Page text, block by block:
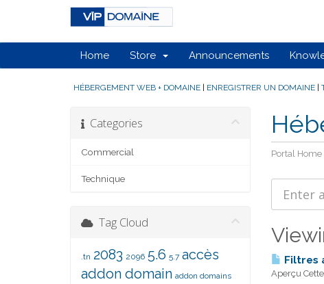
Home Store Announcements
HÉBERGEMENT WEB + DOMAINE| ENREGISTRER UN DOMAINE|
Portal Home
Categories
Commercial
Technique
Filtres
Aperçu
Tag Cloud
.tn 2083 2096 5.6 5.7 accès
addon domain addon domains